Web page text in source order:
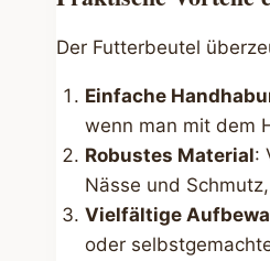
Der Futterbeutel
Einfache
wenn man mit dem
Robustes Material:
Nässe und
Vielfältige
oder